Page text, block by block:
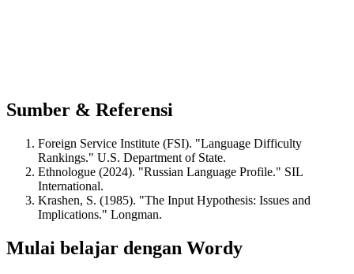
Sumber & Referensi
Foreign Service Institute (FSI). "Language Difficulty
Rankings." U.S. Department of State.
Ethnologue (2024). "Russian Language Profile." SIL
International.
Krashen, S. (1985). "The Input Hypothesis: Issues and
Implications." Longman.
Mulai belajar dengan Wordy